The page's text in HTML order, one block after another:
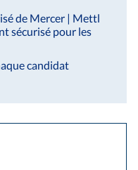
de Mercer | Mettl
sécurisé pour les
candidat